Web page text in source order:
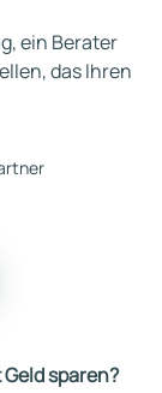
ein Berater
das Ihren
sparen?